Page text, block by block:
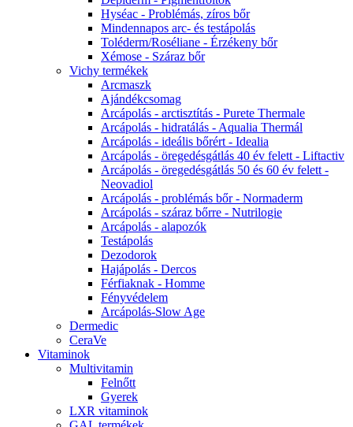
Hyséac - Problémás, zíros bőr
Mindennapos arc- és testápolás
Toléderm/Roséliane - Érzékeny bőr
Xémose - Száraz bőr
Vichy termékek
Arcmaszk
Ajándékcsomag
Arcápolás - arctisztítás - Purete Thermale
Arcápolás - hidratálás - Aqualia Thermál
Arcápolás - ideális bőrért - Idealia
Arcápolás - öregedésgátlás 40 év felett - Liftactiv
Arcápolás - öregedésgátlás 50 és 60 év felett -
Neovadiol
Arcápolás - problémás bőr - Normaderm
Arcápolás - száraz bőrre - Nutrilogie
Arcápolás - alapozók
Testápolás
Dezodorok
Hajápolás - Dercos
Férfiaknak - Homme
Fényvédelem
Arcápolás-Slow Age
Dermedic
CeraVe
Vitaminok
Multivitamin
Felnőtt
Gyerek
LXR vitaminok